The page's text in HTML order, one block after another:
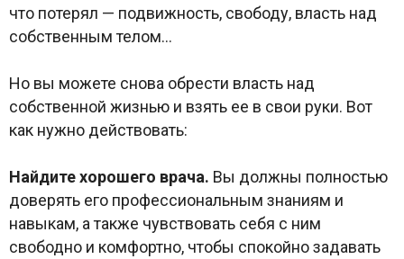
что потерял — подвижность, свободу, власть над
собственным телом…
Но вы можете снова обрести власть над
собственной жизнью и взять ее в свои руки. Вот
как нужно действовать:
Найдите хорошего врача. Вы должны полностью
доверять его профессиональным знаниям и
навыкам, а также чувствовать себя с ним
свободно и комфортно, чтобы спокойно задавать